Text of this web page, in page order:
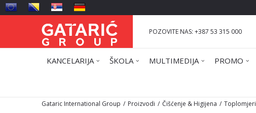
POZOVITE NAS: +387 53 315 000
KANCELARIJA ŠKOLA MULTIMEDIJA PROMO
Gataric International Group Proizvodi Čišćenje & Higijena Toplomjeri